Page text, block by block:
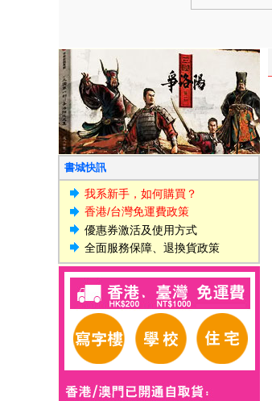
書城快訊
我系新手，如何購買？
香港/台灣免運費政策
優惠券激活及使用方式
全面服務保障、退換貨政策